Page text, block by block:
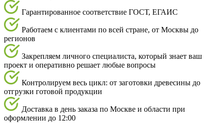
Гарантированное соответствие ГОСТ, ЕГАИС
Работаем с клиентами по всей стране, от Москвы до
регионов
Закрепляем личного специалиста, который знает ваш
проект и оперативно решает любые вопросы
Контролируем весь цикл: от заготовки древесины до
отгрузки готовой продукции
Доставка в день заказа по Москве и области при
оформлении до 12:00